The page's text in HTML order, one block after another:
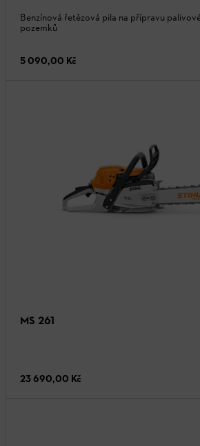
Benzínová řetězová pila na přípravu
pozemků
5 090,00 Kč
MS 261
23 690,00 Kč